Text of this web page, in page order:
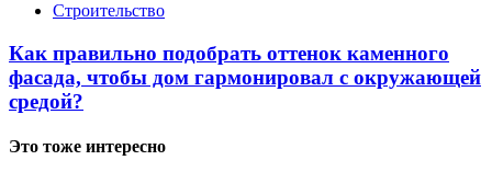
Строительство
Как правильно подобрать оттенок каменного
фасада, чтобы дом гармонировал с окружающей
средой?
Это тоже интересно